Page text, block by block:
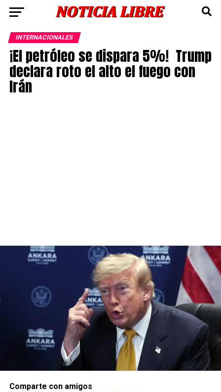
INTERNACIONALES
¡El petróleo se dispara 5%! Trump
declara roto el alto el fuego con
Irán
Comparte con amigos